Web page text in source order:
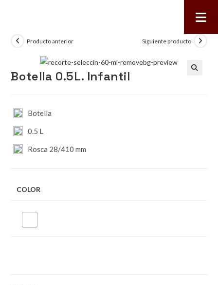
Producto anterior Siguiente producto
Botella 0.5L. Infantil
Botella
0.5 L
Rosca 28/410 mm
COLOR